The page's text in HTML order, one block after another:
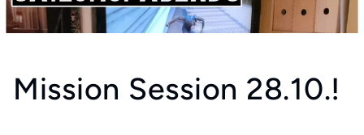
Mission Session 28.10.!